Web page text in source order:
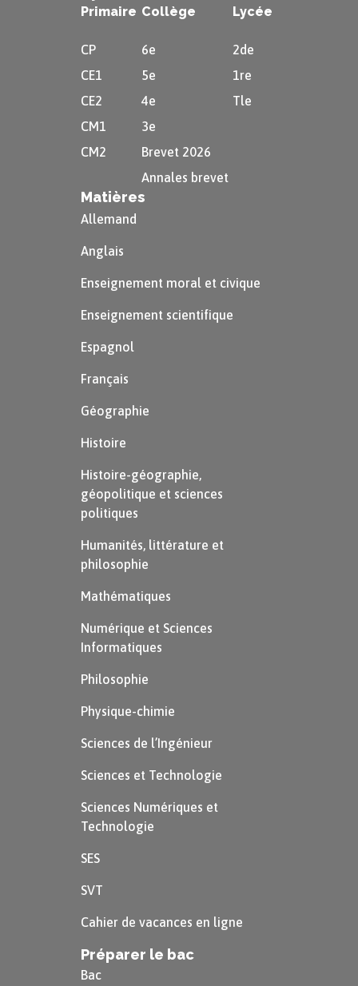
à résoudre un problème ; une question qui plonge
dans le doute, sans être solvable.
Citations
« Il me semble du moins, Hippias, que ta
conversation et la sienne ne m’ont point été
inutiles, puisque je crois y avoir appris le sens du
proverbe : les belles choses sont difficiles. »
Primaire
CP
CE1
CE2
CM1
CM2
Collège
6e
5e
4e
3e
Brevet 2026
Annales brevet
Lycée
2de
1re
Tle
Matières
Allemand
Anglais
Enseignement moral et civique
Enseignement scientifique
Espagnol
Français
Géographie
Histoire
Histoire-géographie,
géopolitique et sciences
politiques
Humanités, littérature et
philosophie
Mathématiques
Numérique et Sciences
Informatiques
Philosophie
Physique-chimie
Sciences de l’Ingénieur
Sciences et Technologie
Sciences Numériques et
Technologie
SES
SVT
Cahier de vacances en ligne
Préparer le bac
Bac